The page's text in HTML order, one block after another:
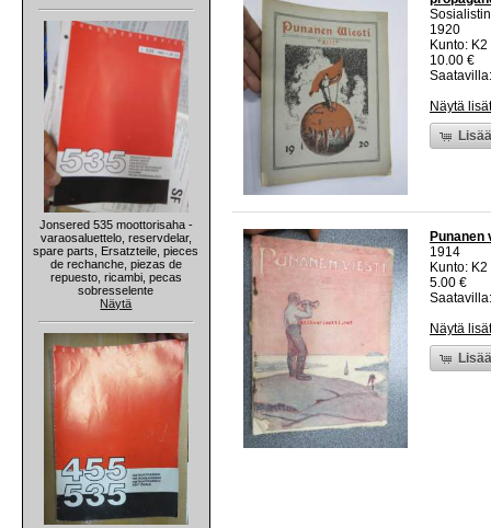
Jonsered 535 moottorisaha -
varaosaluettelo, reservdelar,
spare parts, Ersatzteile, pieces
de rechanche, piezas de
repuesto, ricambi, pecas
sobresselente
Näytä
1920
Kunto:
10.00 €
Näytä
Punanen
1914
Kunto:
5.00 €
Näytä